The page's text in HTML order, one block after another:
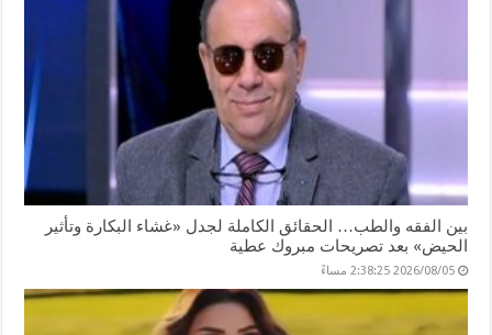
بين الفقه والطب… الحقائق الكاملة لجدل «غشاء البكارة وتأثير
الحيض» بعد تصريحات مبروك عطية
2026/08/05 2:38:25 مساءً